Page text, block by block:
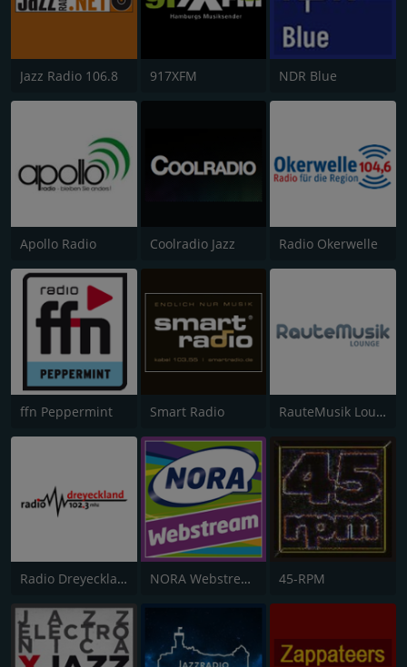
Jazz Radio 106.8 917XFM NDR Blue
Apollo Radio Coolradio Jazz Radio Okerwelle
ffn Peppermint Smart Radio RauteMusik Lounge
Radio Dreyeckland NORA Webstream 45-RPM